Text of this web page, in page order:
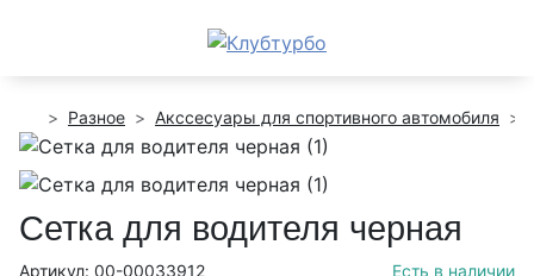
Разное Акссесуары для спортивного автомобиля
Сетка для водителя черная
Артикул: 00-00033912 Есть в наличии